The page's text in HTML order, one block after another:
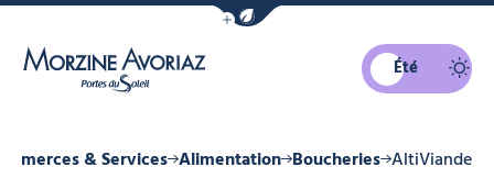
Afficher la barre de navigation du
Été
& Services Alimentation Boucheries AltiViande